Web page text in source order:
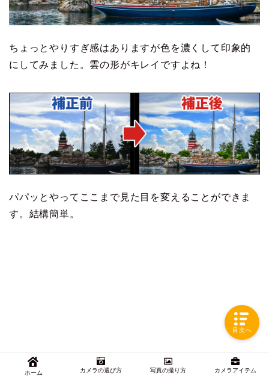
ちょっとやりすぎ感はありますが色を濃くして印象的
にしてみました。雲の形がキレイですよね！
パパッとやってここまで見た目を変えることができま
す。結構簡単。
ホーム カメラの選び方 写真の撮り方 カメラアイテム
目次へ